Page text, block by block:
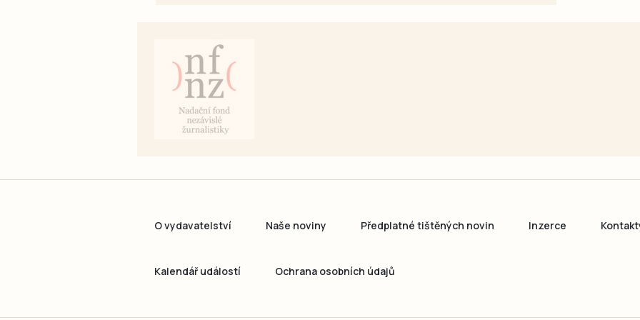
O vydavatelství Naše noviny Předplatné tištěných novin Inzerce
Kalendář událostí Ochrana osobních údajů